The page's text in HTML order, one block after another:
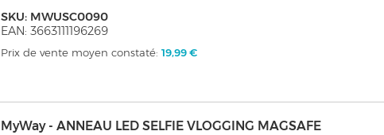
SKU: MWUSC0090
EAN: 3663111196269
Prix de vente moyen constaté:19,99 €
MyWay - ANNEAU LED SELFIE VLOGGING MAGSAFE